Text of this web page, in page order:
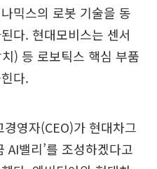
믹스의 로봇 기술을 동
다. 현대모비스는 센서
) 등 로보틱스 핵심 부품
다.
영자(CEO)가 현대차그
AI밸리’를 조성하겠다고